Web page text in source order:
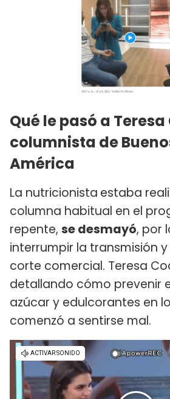
Qué le pasó a
columnista de
América
La nutricionista estaba
columna habitual en el
repente, se desmayó, por
interrumpir la transmisión
corte comercial. Teresa
detallando cómo prevenir
azúcar y edulcorantes en
comenzó a sentirse mal.